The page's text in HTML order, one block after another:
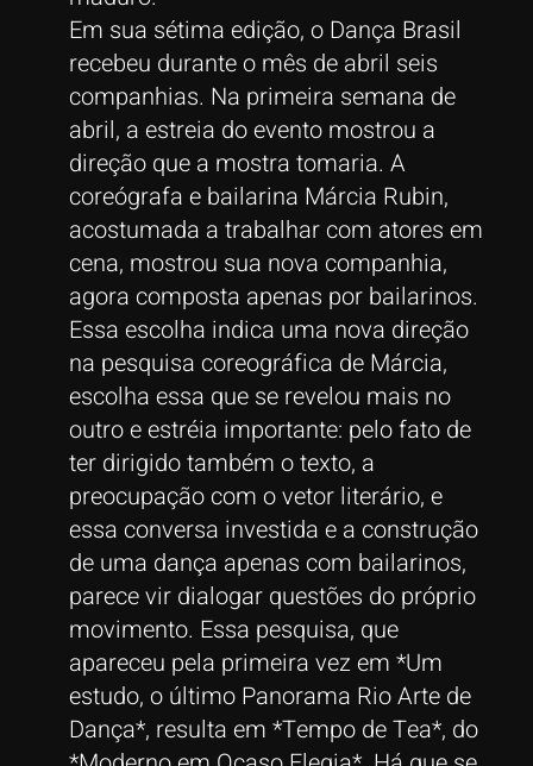
Em sua sétima edição, o Dança Brasil
recebeu durante o mês de abril seis
companhias. Na primeira semana de
abril, a estreia do evento mostrou a
direção que a mostra tomaria. A
coreógrafa e bailarina Márcia Rubin,
acostumada a trabalhar com atores em
cena, mostrou sua nova companhia,
agora composta apenas por bailarinos.
Essa escolha indica uma nova direção
na pesquisa coreográfica de Márcia,
escolha essa que se revelou mais no
outro e estréia importante: pelo fato de
ter dirigido também o texto, a
preocupação com o vetor literário, e
essa conversa investida e a construção
de uma dança apenas com bailarinos,
parece vir dialogar questões do próprio
movimento. Essa pesquisa, que
apareceu pela primeira vez em *Um
estudo, o último Panorama Rio Arte de
Dança*, resulta em *Tempo de Tea*, do